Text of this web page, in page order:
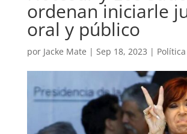
ordenan iniciarle
oral y público
por Jacke Mate | Sep 18, 2023 | Política